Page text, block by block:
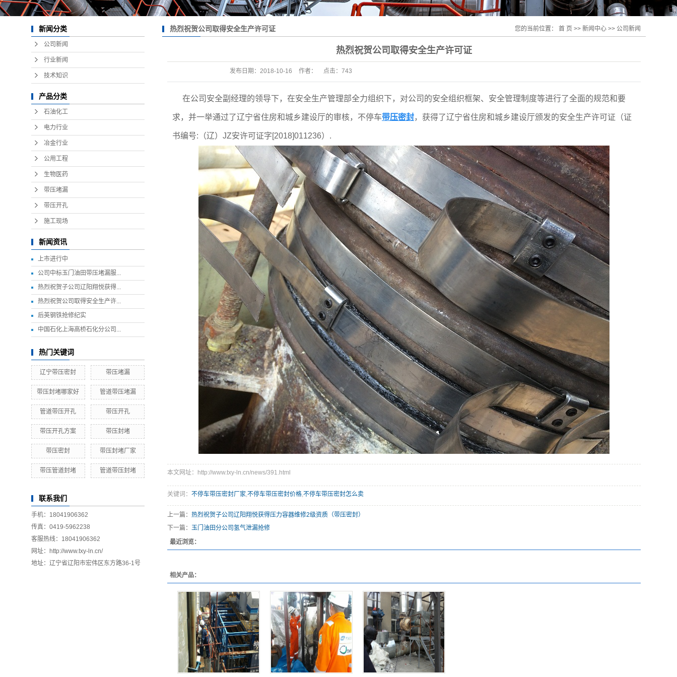
新闻分类
公司新闻
行业新闻
技术知识
产品分类
石油化工
电力行业
冶金行业
公用工程
生物医药
带压堵漏
带压开孔
施工现场
新闻资讯
上市进行中
公司中标玉门油田带压堵漏服...
热烈祝贺子公司辽阳翔悦获得...
热烈祝贺公司取得安全生产许...
后英钢铁抢修纪实
中国石化上海高桥石化分公司...
热门关键词
辽宁带压密封 带压堵漏
带压封堵哪家好 管道带压堵漏
管道带压开孔 带压开孔
带压开孔方案 带压封堵
带压密封 带压封堵厂家
带压管道封堵 管道带压封堵
联系我们
手机：18041906362
传真：0419-5962238
客服热线：18041906362
网址：http://www.txy-ln.cn/
地址：辽宁省辽阳市宏伟区东方路36-1号
热烈祝贺公司取得安全生产许可证 您的当前位置： 首 页 >> 新闻中心 >> 公司新闻
热烈祝贺公司取得安全生产许可证
发布日期： 2018-10-16 作者： 点击： 743
在公司安全副经理的领导下，在安全生产管理部全力组织下，对公司的安全组织框架、安全管理制度等进行了全面的规范和要
求，并一举通过了辽宁省住房和城乡建设厅的审核，不停车带压密封，获得了辽宁省住房和城乡建设厅颁发的安全生产许可证（证
书编号:（辽）JZ安许可证字[2018]011236）.
本文网址：http://www.txy-ln.cn/news/391.html
关键词： 不停车带压密封厂家,不停车带压密封价格,不停车带压密封怎么卖
上一篇： 热烈祝贺子公司辽阳翔悦获得压力容器维修2级资质（带压密封）
下一篇： 玉门油田分公司氢气泄漏抢修
最近浏览：
相关产品：